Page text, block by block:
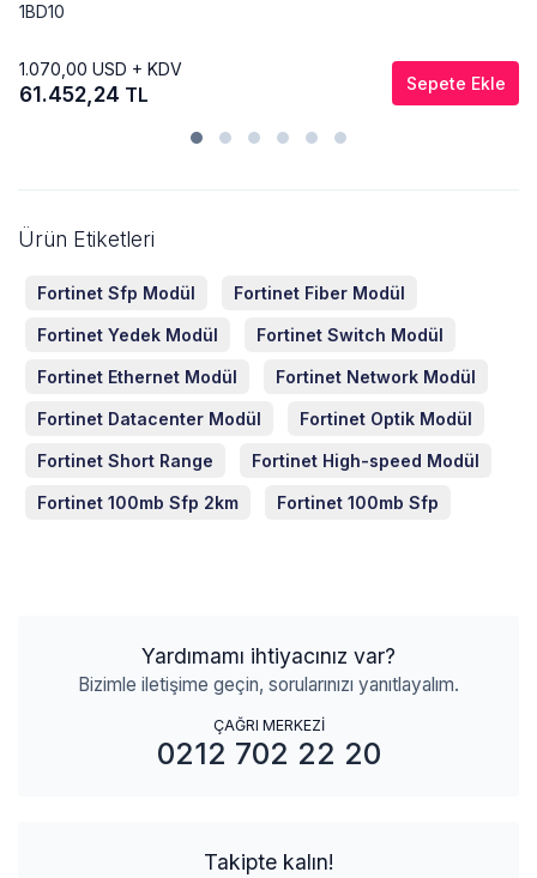
1BD10
1.070,00 USD + KDV
61.452,24 TL Sepete Ekle
Ürün Etiketleri
Fortinet Sfp Modül Fortinet Fiber Modül
Fortinet Yedek Modül Fortinet Switch Modül
Fortinet Ethernet Modül Fortinet Network Modül
Fortinet Datacenter Modül Fortinet Optik Modül
Fortinet Short Range Fortinet High-speed Modül
Fortinet 100mb Sfp 2km Fortinet 100mb Sfp
Yardımamı ihtiyacınız var?
Bizimle iletişime geçin, sorularınızı yanıtlayalım.
ÇAĞRI MERKEZİ
0212 702 22 20
Takipte kalın!